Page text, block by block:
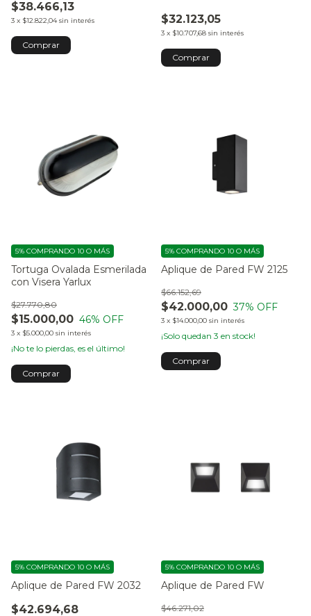
$38.466,13
3 x $12.822,04 sin interés $32.123,05
3 x $10.707,68 sin interés
Tortuga Ovalada Esmerilada
con Visera Yarlux
$15.000,00
$27.770,80
46% OFF
3 x $5.000,00 sin interés
5% COMPRANDO 10 O MÁS
¡No te lo pierdas, es el último!
Aplique de Pared FW 2125
$42.000,00
$66.152,69
37% OFF
3 x $14.000,00 sin interés
5% COMPRANDO 10 O MÁS
¡Solo quedan 3 en stock!
Aplique de Pared FW 2032
$42.694,68
5% COMPRANDO 10 O MÁS
Aplique de Pared FW
$46.271,02
5% COMPRANDO 10 O MÁS